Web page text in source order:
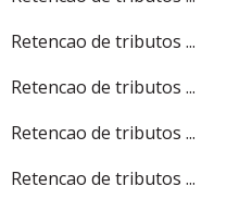
Retencao de tributos ...
Retencao de tributos ...
Retencao de tributos ...
Retencao de tributos ...